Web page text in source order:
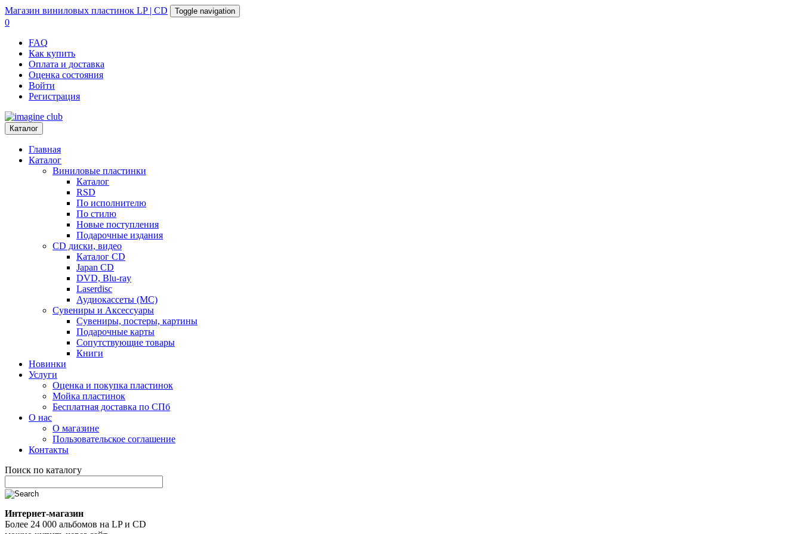
Магазин виниловых пластинок LP | CD Toggle navigation
0
FAQ
Как купить
Оплата и доставка
Оценка состояния
Войти
Регистрация
Каталог
Главная
Каталог
Виниловые пластинки
Каталог
RSD
По исполнителю
По стилю
Новые поступления
Подарочные издания
CD диски, видео
Каталог CD
Japan CD
DVD, Blu-ray
Laserdisc
Аудиокассеты (MC)
Сувениры и Аксессуары
Сувениры, постеры, картины
Подарочные карты
Сопутствующие товары
Книги
Новинки
Услуги
Оценка и покупка пластинок
Мойка пластинок
Бесплатная доставка по СПб
О нас
О магазине
Пользовательское соглашение
Контакты
Поиск по каталогу
Интернет-магазин
Более 24 000 альбомов на LP и CD